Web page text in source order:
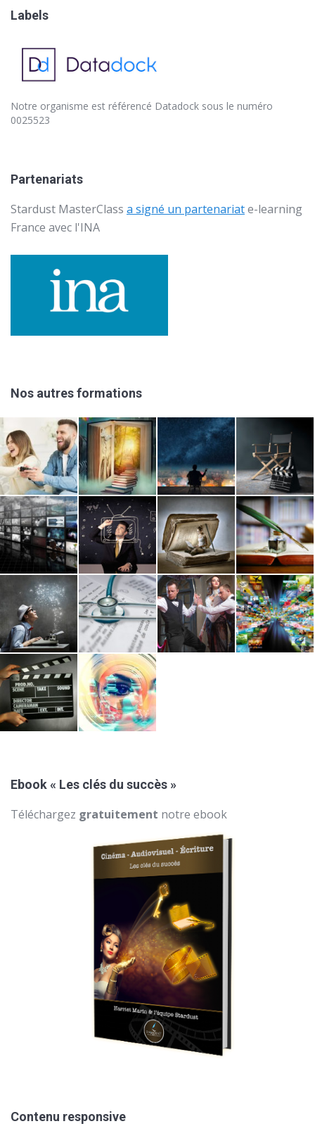
Labels
Notre organisme est référencé Datadock sous le numéro
0025523
Partenariats
Stardust MasterClass a signé un partenariate-learning
France avec l'INA
Nos autres formations
Ebook « Les clés du succès »
Téléchargez gratuitement notre ebook
Contenu responsive